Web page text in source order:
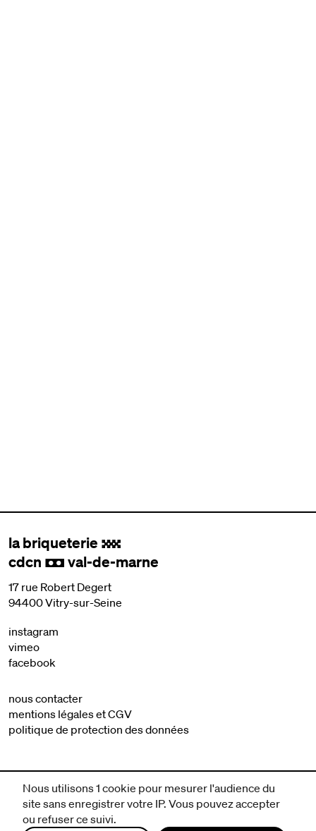
la briqueterie .
cdcn , val-de-marne
17 rue Robert Degert
94400 Vitry-sur-Seine
instagram
vimeo
facebook
nous contacter
mentions légales et CGV
politique de protection des données
Nous utilisons 1 cookie pour mesurer l'audience du
site sans enregistrer votre IP. Vous pouvez accepter
ou refuser ce suivi.